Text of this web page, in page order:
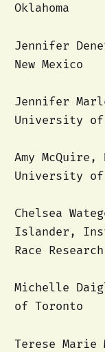
Oklahoma
Jennifer
New Mexico
Jennifer
University of
Amy McQuire,
University of
Chelsea
Islander,
Race Research
Michelle
of Toronto
Terese